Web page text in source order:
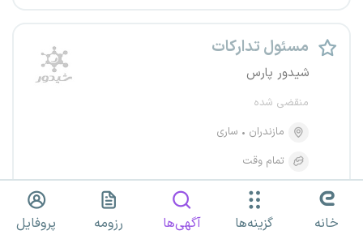
مسئول تدارکات
شیدور پارس
منقضی شده
مازندران
ساری
تمام وقت
خانه گزینه‌ها آگهی‌ها رزومه پروفایل